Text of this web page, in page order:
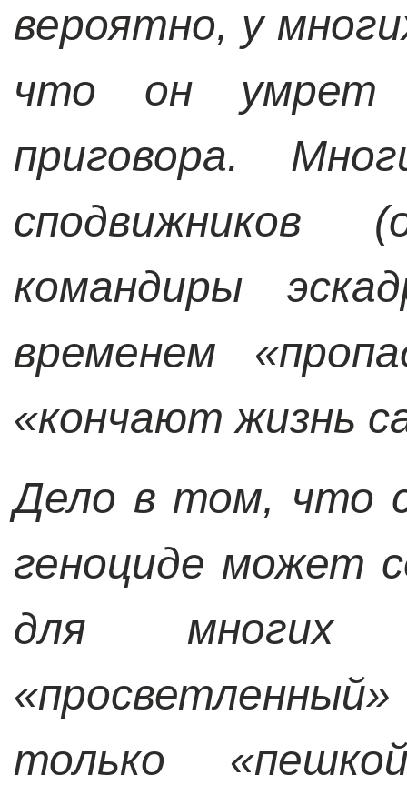
вероятно, у
что он умрет
приговора.
командиры
временем
«кончают жизнь
Дело в том, что
геноциде может
для многих
только